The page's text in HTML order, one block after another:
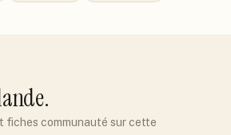
.
fiches communauté sur cette